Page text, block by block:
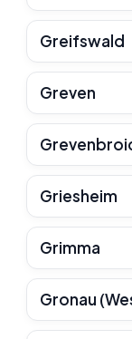
Greifswald
Greven
Griesheim
Grimma
Gronau